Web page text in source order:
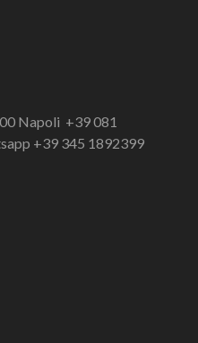
Napoli +39 081
+39 345 1892399